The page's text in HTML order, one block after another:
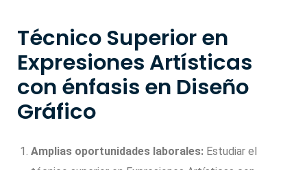
Técnico Superior en
Expresiones Artísticas
con énfasis en Diseño
Gráfico
Amplias oportunidades laborales: Estudiar el